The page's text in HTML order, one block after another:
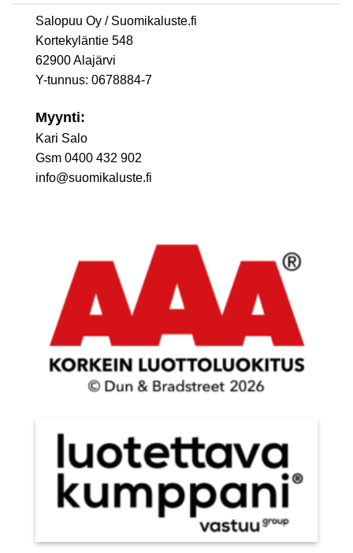
Salopuu Oy / Suomikaluste.fi
Kortekyläntie 548
62900 Alajärvi
Y-tunnus: 0678884-7
Myynti:
Kari Salo
Gsm 0400 432 902
info@suomikaluste.fi